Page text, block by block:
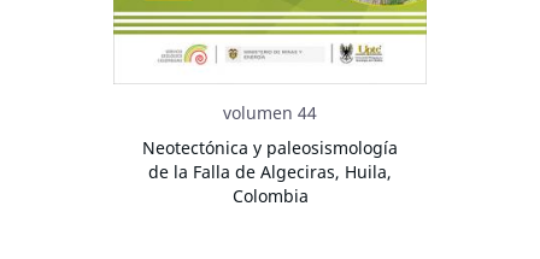
volumen 44
Neotectónica y paleosismología
de la Falla de Algeciras, Huila,
Colombia